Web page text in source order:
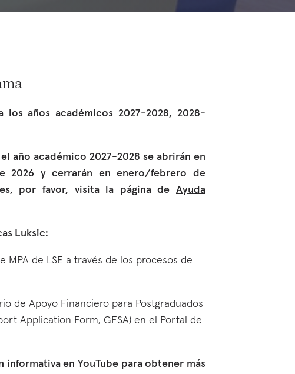
los años académicos 2027-2028, 2028-
año académico 2027-2028 se abrirán en
2026 y cerrarán en enero/febrero de
por favor, visita la página de Ayuda
Luksic:
MPA de LSE a través de los procesos de
de Apoyo Financiero para Postgraduados
Application Form, GFSA) en el Portal de
informativaen YouTube para obtener más